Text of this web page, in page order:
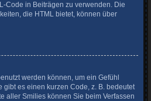
Code in Beiträgen zu verwenden. Die
die HTML bietet, können über
werden können, um ein Gefühl
gibt es einen kurzen Code, z. B. bedeutet
aller Smilies können Sie beim Verfassen